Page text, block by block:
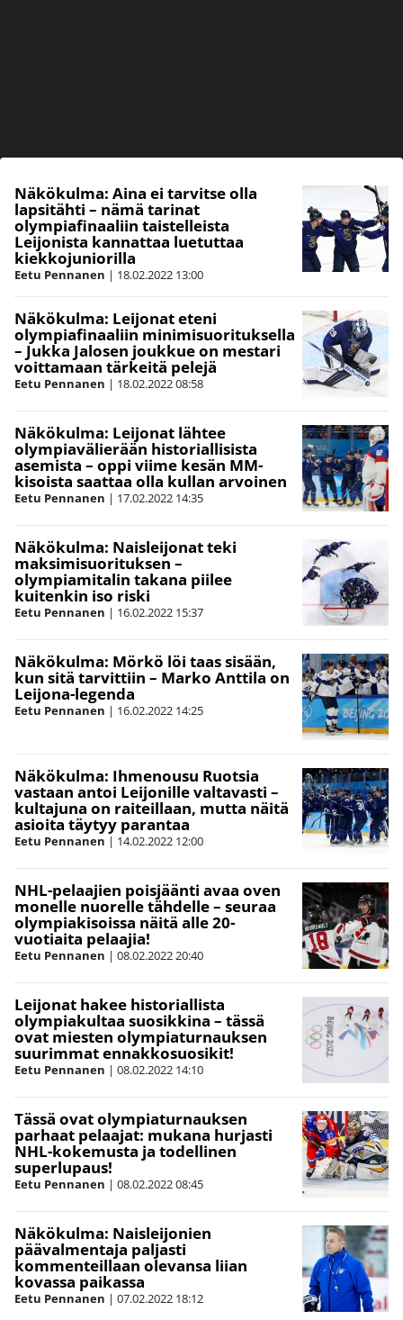
Näkökulma: Aina ei tarvitse olla
lapsitähti – nämä tarinat
olympiafinaaliin taistelleista
Leijonista kannattaa luetuttaa
kiekkojuniorilla
Eetu Pennanen | 18.02.2022 13:00
Näkökulma: Leijonat eteni
olympiafinaaliin minimisuorituksella
– Jukka Jalosen joukkue on mestari
voittamaan tärkeitä pelejä
Eetu Pennanen | 18.02.202208:58
Näkökulma: Leijonat lähtee
olympiavälierään historiallisista
asemista – oppi viime kesän MM-
kisoista saattaa olla kullan arvoinen
Eetu Pennanen | 17.02.2022 14:35
Näkökulma: Naisleijonat teki
maksimisuorituksen –
olympiamitalin takana piilee
kuitenkin iso riski
Eetu Pennanen | 16.02.2022 15:37
Näkökulma: Mörkö löi taas sisään,
kun sitä tarvittiin – Marko Anttila on
Leijona-legenda
Eetu Pennanen | 16.02.2022 14:25
Näkökulma: Ihmenousu Ruotsia
vastaan antoi Leijonille valtavasti –
kultajuna on raiteillaan, mutta näitä
asioita täytyy parantaa
Eetu Pennanen | 14.02.2022 12:00
NHL-pelaajien poisjäänti avaa oven
monelle nuorelle tähdelle – seuraa
olympiakisoissa näitä alle 20-
vuotiaita pelaajia!
Eetu Pennanen | 08.02.202220:40
Leijonat hakee historiallista
olympiakultaa suosikkina – tässä
ovat miesten olympiaturnauksen
suurimmat ennakkosuosikit!
Eetu Pennanen | 08.02.2022 14:10
Tässä ovat olympiaturnauksen
parhaat pelaajat: mukana hurjasti
NHL-kokemusta ja todellinen
superlupaus!
Eetu Pennanen | 08.02.202208:45
Näkökulma: Naisleijonien
päävalmentaja paljasti
kommenteillaan olevansa liian
kovassa paikassa
Eetu Pennanen | 07.02.2022 18:12